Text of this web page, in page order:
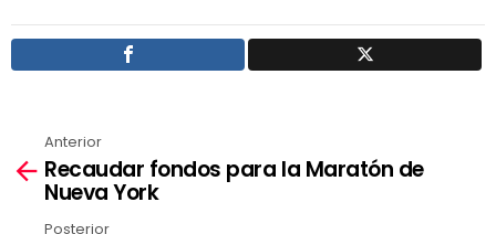
más
Anterior
Recaudar fondos para la Maratón de
Nueva York
Posterior